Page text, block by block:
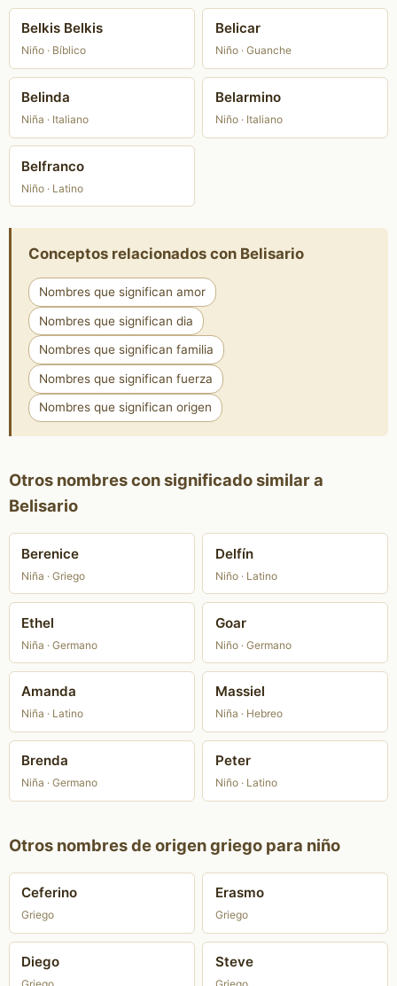
Belkis Belkis
Niño · Bíblico
Belicar
Niño · Guanche
Belinda
Niña · Italiano
Belarmino
Niño · Italiano
Belfranco
Niño · Latino
Conceptos relacionados con Belisario
Nombres que significan amor
Nombres que significan dia
Nombres que significan familia
Nombres que significan fuerza
Nombres que significan origen
Otros nombres con significado similar a
Belisario
Berenice
Niña · Griego
Delfín
Niño · Latino
Ethel
Niña · Germano
Goar
Niño · Germano
Amanda
Niña · Latino
Massiel
Niña · Hebreo
Brenda
Niña · Germano
Peter
Niño · Latino
Otros nombres de origen griego para niño
Ceferino
Griego
Erasmo
Griego
Diego Steve